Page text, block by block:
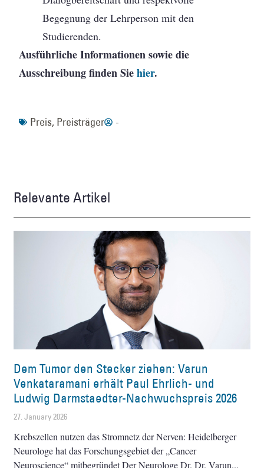
Begegnung der Lehrperson mit den
Studierenden.
Ausführliche Informationen sowie die
Ausschreibung finden Siehier.
Preis, Preisträger -
Relevante Artikel
Dem Tumor den Stecker ziehen: Varun
Venkataramani erhält Paul Ehrlich- und
Ludwig Darmstaedter-Nachwuchspreis 2026
27. January 2026
Krebszellen nutzen das Stromnetz der Nerven: Heidelberger
Neurologe hat das Forschungsgebiet der „Cancer
Neuroscience“ mitbegründet Der Neurologe Dr. Dr. Varun